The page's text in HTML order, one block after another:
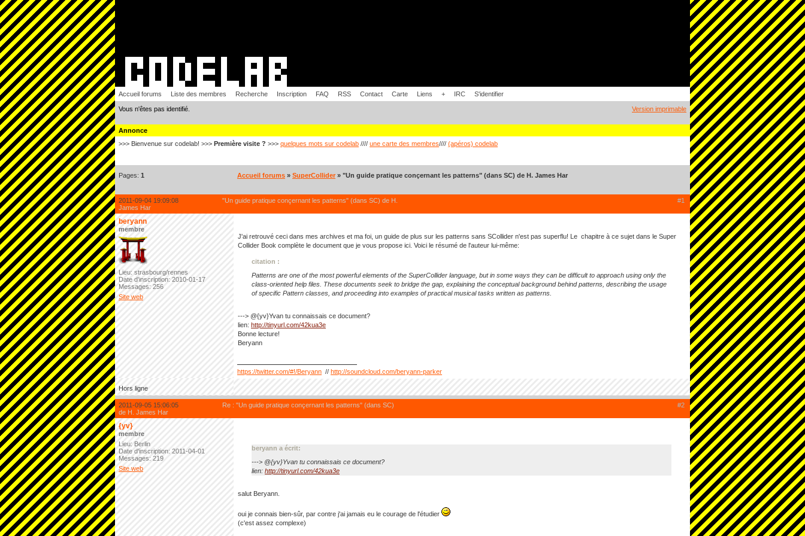
Accueil forums Liste des membres Recherche Inscription FAQ RSS Contact Carte Liens + IRC S'identifier
Vous n'êtes pas identifié. Version imprimable
Annonce
>>> Bienvenue sur codelab! >>> Première visite ? >>> quelques mots sur codelab //// une carte des membres//// (apéros) codelab
Pages: 1 Accueil forums » SuperCollider » "Un guide pratique conçernant les patterns" (dans SC) de H. James Har
#1
2011-09-04 19:09:08
"Un guide pratique conçernant les patterns" (dans SC) de H.
James Har
beryann
membre
Lieu: strasbourg/rennes
Date d'inscription: 2010-01-17
Messages: 256
Site web
J'ai retrouvé ceci dans mes archives et ma foi, un guide de plus sur les patterns sans SCollider n'est pas superflu! Le chapitre à ce sujet dans le Super
Collider Book complète le document que je vous propose ici. Voici le résumé de l'auteur lui-même:
citation :
Patterns are one of the most powerful elements of the SuperCollider language, but in some ways they can be difficult to approach using only the
class-oriented help files. These documents seek to bridge the gap, explaining the conceptual background behind patterns, describing the usage
of specific Pattern classes, and proceeding into examples of practical musical tasks written as patterns.
---> @{yv}Yvan tu connaissais ce document?
lien: http://tinyurl.com/42kua3e
Bonne lecture!
Beryann
https://twitter.com/#!/Beryann // http://soundcloud.com/beryann-parker
Hors ligne
#2
2011-09-05 15:06:05
Re : "Un guide pratique conçernant les patterns" (dans SC)
de H. James Har
{yv}
membre
Lieu: Berlin
Date d'inscription: 2011-04-01
Messages: 219
Site web
beryann a écrit:
---> @{yv}Yvan tu connaissais ce document?
lien: http://tinyurl.com/42kua3e
salut Beryann.
oui je connais bien-sûr, par contre j'ai jamais eu le courage de l'étudier
(c'est assez complexe)